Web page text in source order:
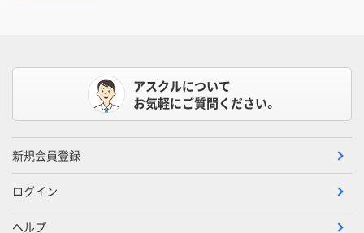
アスクルについて
お気軽にご質問ください。
新規会員登録
ログイン
ヘルプ